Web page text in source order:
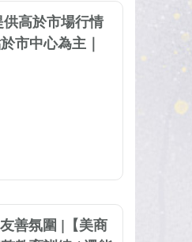
高於市場行情
市中心為主｜
善氛圍 |【美商